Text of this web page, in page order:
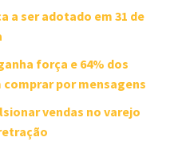
a ser adotado em 31 de
força e 64% dos
por mensagens
vendas no varejo